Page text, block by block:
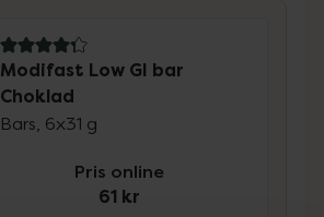
4.3 av 5 i omdöme
Modifast Low GI bar
Choklad
Bars, 6x31 g
Pris online
61 kr